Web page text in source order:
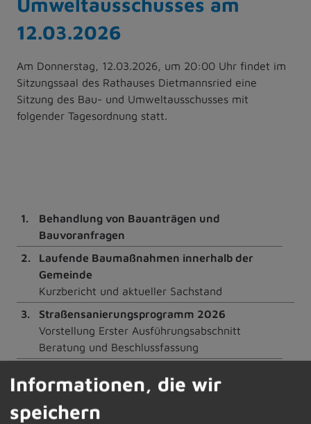
12.03.2026
Am Donnerstag, 12.03.2026, um 20:00 Uhr findet im
Sitzungssaal des Rathauses Dietmannsried eine
Sitzung des Bau- und Umweltausschusses mit
folgender Tagesordnung statt.
1.
Behandlung von Bauanträgen und
Bauvoranfragen
2.
Laufende Baumaßnahmen innerhalb der
Gemeinde
Kurzbericht und aktueller Sachstand
3.
Straßensanierungsprogramm 2026
Vorstellung Erster Ausführungsabschnitt
Beratung und Beschlussfassung
5.
Wünsche und Anträge
Informationen, die wir
speichern